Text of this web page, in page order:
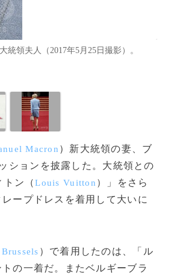
領夫人（2017年5月25日撮影）。
Macron ） 新大統領の妻、 ブ
ションを披露した。大統領との
トン（Louis Vuitton ）」をさら
ープドレスを着用して大いに
Brussels ）で着用したのは、「ル
の一着だ。またベルギーブラ